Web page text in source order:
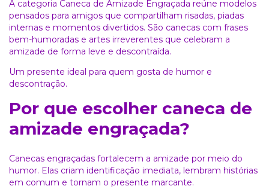
A categoria Caneca de Amizade Engraçada reúne modelos
pensados para amigos que compartilham risadas, piadas
internas e momentos divertidos. São canecas com frases
bem-humoradas e artes irreverentes que celebram a
amizade de forma leve e descontraída.
Um presente ideal para quem gosta de humor e
descontração.
Por que escolher caneca de
amizade engraçada?
Canecas engraçadas fortalecem a amizade por meio do
humor. Elas criam identificação imediata, lembram histórias
em comum e tornam o presente marcante.